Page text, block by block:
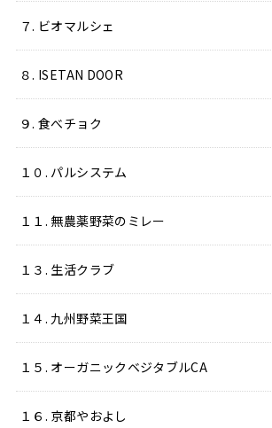
７. ビオマルシェ
８. ISETAN DOOR
９. 食べチョク
１０. パルシステム
１１. 無農薬野菜のミレー
１３. 生活クラブ
１４. 九州野菜王国
１５. オーガニックベジタブルCA
１６. 京都やおよし